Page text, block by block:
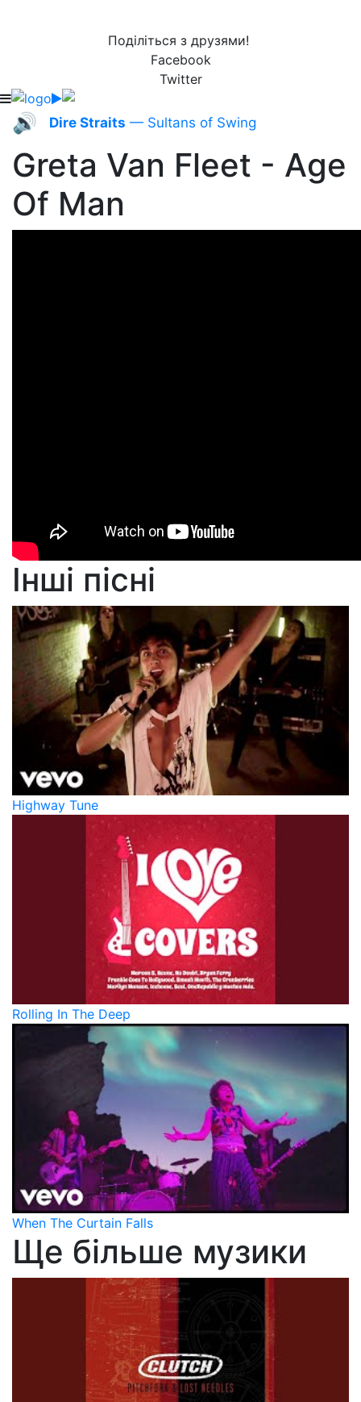
Поділіться з друзями!
Facebook
Twitter
🔊 Dire Straits — Sultans of Swing
Greta Van Fleet - Age
Of Man
Інші пісні
Highway Tune
Rolling In The Deep
When The Curtain Falls
Ще більше музики